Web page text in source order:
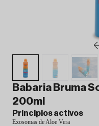
Babaria Bruma
200ml
Principios activos
Exosomas de Aloe Vera